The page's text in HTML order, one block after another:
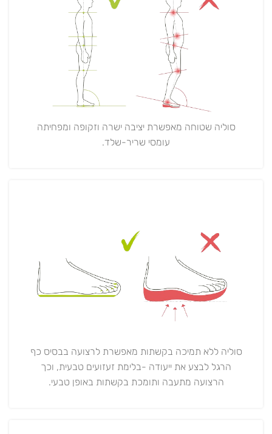
סוליה שטוחה מאפשרת יציבה ישרה וזקופה ומפחיתה
עומסי שריר-שלד.
סוליה ללא תמיכה בקשתות מאפשרת לרצועה בבסיס כף
הרגל לבצע את ייעודה -בלימת זעזועים טבעית, וכך
הרצועה מתעבה ותומכת בקשתות באופן טבעי.